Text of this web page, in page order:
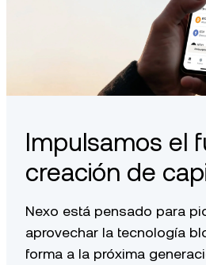
Impulsamos el
creación de
Nexo está pensado para
aprovechar la tecnología
forma a la próxima